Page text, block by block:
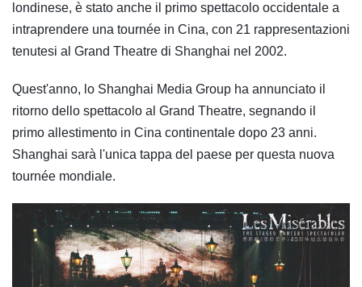
londinese, è stato anche il primo spettacolo occidentale a
intraprendere una tournée in Cina, con 21 rappresentazioni
tenutesi al Grand Theatre di Shanghai nel 2002.
Quest'anno, lo Shanghai Media Group ha annunciato il
ritorno dello spettacolo al Grand Theatre, segnando il
primo allestimento in Cina continentale dopo 23 anni.
Shanghai sarà l'unica tappa del paese per questa nuova
tournée mondiale.